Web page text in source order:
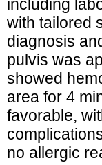
including
with tailored
diagnosis
pulvis was
showed
area for 4
favorable,
no allergic